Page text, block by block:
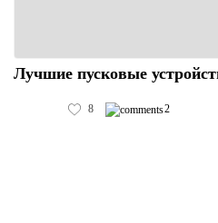
Лучшие пусковые
8 2